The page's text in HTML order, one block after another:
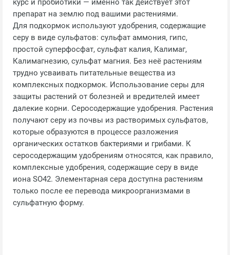
курс и пробиотики — именно так действует этот
препарат на землю под вашими растениями.
Для подкормок используют удобрения, содержащие
серу в виде сульфатов: сульфат аммония, гипс,
простой суперфосфат, сульфат калия, Калимаг,
Калимагнезию, сульфат магния. Без неё растениям
трудно усваивать питательные вещества из
комплексных подкормок. Использование серы для
защиты растений от болезней и вредителей имеет
далекие корни. Серосодержащие удобрения. Растения
получают серу из почвы из растворимых сульфатов,
которые образуются в процессе разложения
органических остатков бактериями и грибами. К
серосодержащим удобрениям относятся, как правило,
комплексные удобрения, содержащие серу в виде
иона SO42. Элементарная сера доступна растениям
только после ее перевода микроорганизмами в
сульфатную форму.